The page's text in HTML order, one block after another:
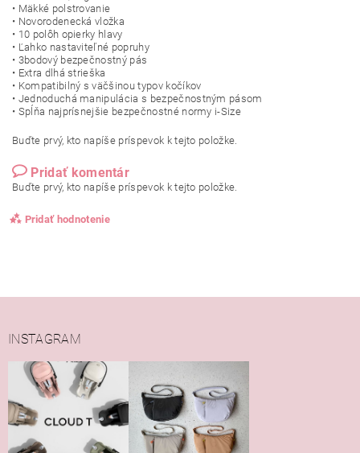
• Mäkké polstrovanie
• Novorodenecká vložka
• 10 polôh opierky hlavy
• Ľahko nastaviteľné popruhy
• 3bodový bezpečnostný pás
• Extra dlhá strieška
• Kompatibilný s väčšinou typov kočíkov
• Jednoduchá manipulácia s bezpečnostným pásom
• Spĺňa najprísnejšie bezpečnostné normy i-Size
Buďte prvý, kto napíše príspevok k tejto položke.
Pridať komentár
Buďte prvý, kto napíše príspevok k tejto položke.
Pridať hodnotenie
INSTAGRAM